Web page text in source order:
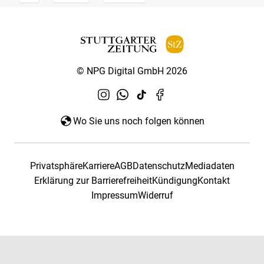
© NPG Digital GmbH 2026
Wo Sie uns noch folgen können
PrivatsphäreKarriereAGBDatenschutzMediadaten
Erklärung zur BarrierefreiheitKündigungKontakt
ImpressumWiderruf